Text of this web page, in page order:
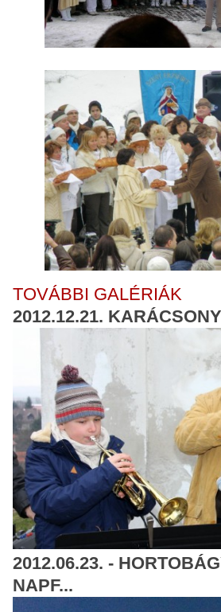
TOVÁBBI GALÉRIÁK
2012.12.21. KARÁCSONY
2012.06.23. -
NAPF...